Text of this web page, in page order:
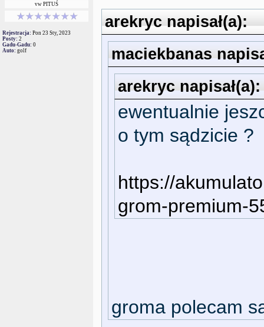
vw PITUŚ
Rejestracja: Pon 23 Sty, 2023
Posty: 2
Gadu-Gadu: 0
Auto: golf
arekryc napisał(a):
maciekbanas
arekryc napisał(a):
ewentualnie
o tym sądzicie ?
https://
grom-premium-
groma polecam